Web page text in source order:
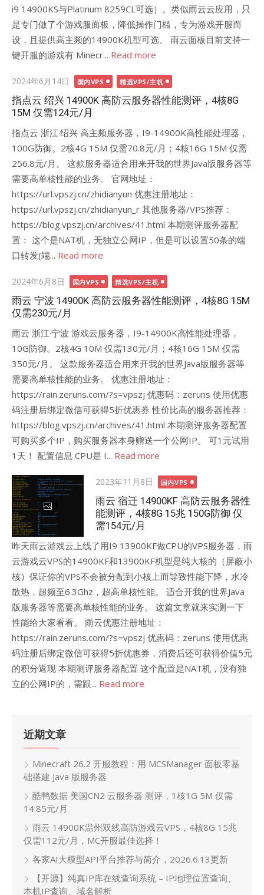
i9 14900KS与Platinum 8259CL可选）。类似雨云云应用，只
是专门做了个游戏服面板，降低操作门槛，专为游戏开服而
设，且提供高主频的14900K机型可选。 雨云面板目前支持一
键开服的游戏有 Minecr... Read more
Posted
on
2024年6月14日 国内VPS 精选VPS/主机
指点云 绍兴 14900K 高防云服务器性能测评，4核8G
15M 仅需124元/月
指点云 浙江·绍兴 高主频服务器，I9-14900K高性能处理器，
100G防御。2核4G 15M 仅需70.8元/月；4核16G 15M 仅需
256.8元/月。 这款服务器适合用来开我的世界Java版服务器等
需要高单核性能的业务。 官网地址：
https://url.vpszj.cn/zhidianyun 优惠注册地址：
https://url.vpszj.cn/zhidianyun_r 其他服务器/VPS推荐：
https://blog.vpszj.cn/archives/41.html 本期测评服务器配
置： 这个是NAT机，无独立公网IP，但是可以设置50条的端
口转发(端... Read more
Posted
on
2024年6月8日 国内VPS 精选VPS/主机
雨云 宁波 14900K 高防云服务器性能测评，4核8G 15M
仅需230元/月
雨云 浙江·宁波 游戏云服务器，I9-14900K高性能处理器，
10G防御。2核4G 10M 仅需130元/月；4核16G 15M 仅需
350元/月。 这款服务器适合用来开我的世界Java版服务器等
需要高单核性能的业务。 优惠注册地址：
https://rain.zeruns.com/?s=vpszj 优惠码：zeruns 使用优惠
码注册后绑定微信可获得5折优惠券 性价比高的服务器推荐：
https://blog.vpszj.cn/archives/41.html 本期测评服务器配置
可购买多个IP，购买服务器本身赠送一个公网IP。 可1元试用
1天！ 配置信息 CPU是 I... Read more
Posted
on
2023年11月8日 国内VPS
雨云 宿迁 14900KF 高防云服务器性
能测评，4核8G 15兆 150G防御 仅
需154元/月
昨天雨云游戏云上线了用I9 13900KF做CPU的VPS服务器，雨
云游戏云VPS的14900KF和13900KF机型是纯大核的（屏蔽小
核）保证你的VPS不会被分配到小核上而导致性能下降，水冷
散热，超频至6.3Ghz，超高单核性能。 适合开我的世界Java
版服务器等需要高单核性能的业务。 这篇文章就来实测一下
性能给大家看看。 雨云优惠注册地址：
https://rain.zeruns.com/?s=vpszj 优惠码：zeruns 使用优惠
码注册后绑定微信可获得5折优惠券，消费后还可获得价值5元
的积分返现 本期测评服务器配置 这个配置是NAT机，没有独
立的公网IP的，需跟... Read more
近期文章
Minecraft 26.2 开服教程：用 MCSManager 面板零基
础搭建 Java 版服务器
酷鸭数据 美国CN2 云服务器 测评，1核1G 5M 仅需
14.85元/月
雨云 14900K温州双线高防游戏云VPS，4核8G 15兆
仅需112元/月，MC开服最佳选择！
各家AI大模型API平台推荐与简介，2026.6.13更新
【开源】纯真IP库在线查询系统 – IP地理位置查询、
本机IP查询、域名解析